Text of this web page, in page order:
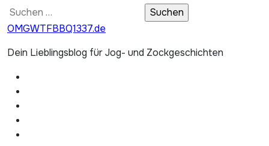
Suchen
nach:
OMGWTFBBQ1337.de
Dein Lieblingsblog für Jog- und Zockgeschichten